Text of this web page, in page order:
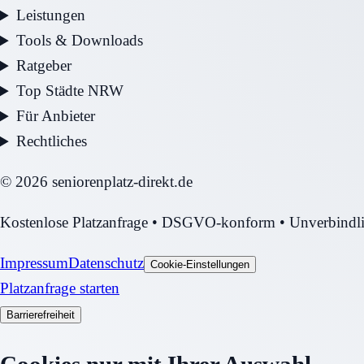
Leistungen
Tools & Downloads
Ratgeber
Top Städte NRW
Für Anbieter
Rechtliches
© 2026 seniorenplatz-direkt.de
Kostenlose Platzanfrage • DSGVO-konform •
ImpressumDatenschutz Cookie-Einstellungen
Platzanfrage starten
Barrierefreiheit